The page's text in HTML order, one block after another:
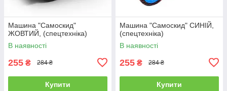
Машина "Самоскид"
ЖОВТИЙ, (спецтехніка)
В наявності
255 ₴ 284 ₴
Купити
Машина "Самоскид" СИНІЙ,
(спецтехніка)
В наявності
255 ₴ 284 ₴
Купити